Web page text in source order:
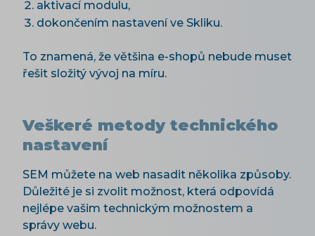
aktivací modulu,
dokončením nastavení ve Skliku.
To znamená, že většina e-shopů nebude muset
řešit složitý vývoj na míru.
Veškeré metody technického
nastavení
SEM můžete na web nasadit několika způsoby.
Důležité je si zvolit možnost, která odpovídá
nejlépe vašim technickým možnostem a
správy webu.